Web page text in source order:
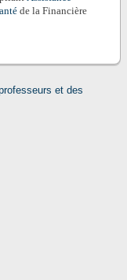
é de la Financière
et des